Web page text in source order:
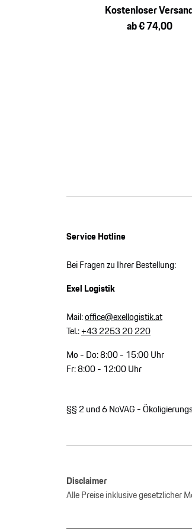
Kostenloser
ab € 74,00
Service Hotline
Bei Fragen zu Ihrer Bestellung:
Exel Logistik
Mail:office@exellogistik.at
Tel.:+43 2253 20 220
Mo - Do: 8:00 - 15:00 Uhr
Fr: 8:00 - 12:00 Uhr
§§ 2 und 6 NoVAG -
Disclaimer
Alle Preise inklusive gesetzlicher